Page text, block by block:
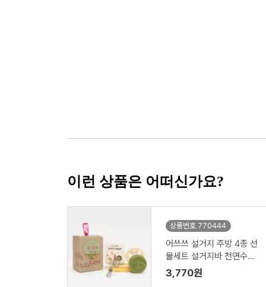
이런 상품은 어떠신가요?
상품번호 770444
어쓰쓰 설거지 주방 4종 선
물세트 설거지바 천연수세
미 제로웨이스트키트
3,770원